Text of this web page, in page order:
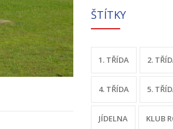
ŠTÍTKY
1. TŘÍDA 2.
4. TŘÍDA 5.
JÍDELNA KLUB